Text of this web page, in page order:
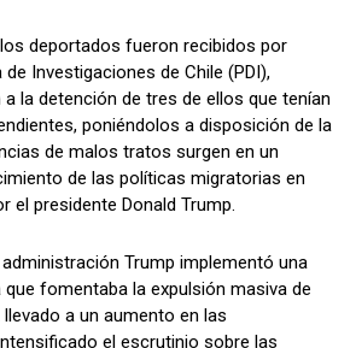
deportados fueron recibidos por
Investigaciones de Chile (PDI),
la detención de tres de ellos que tenían
poniéndolos a disposición de la
de malos tratos surgen en un
de las políticas migratorias en
el presidente Donald Trump.
Trump implementó una
fomentaba la expulsión masiva de
a un aumento en las
el escrutinio sobre las